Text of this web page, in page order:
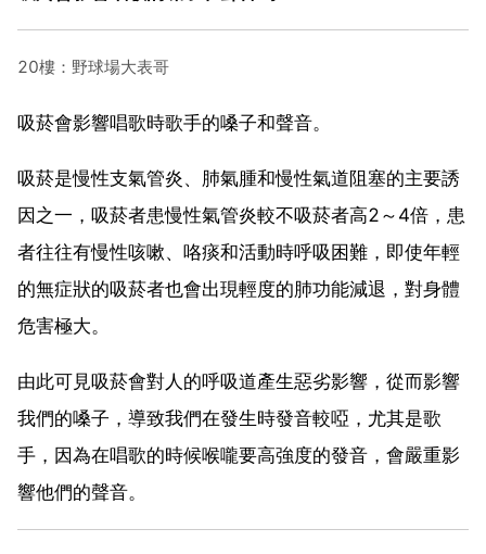
20樓：野球場大表哥
吸菸會影響唱歌時歌手的嗓子和聲音。
吸菸是慢性支氣管炎、肺氣腫和慢性氣道阻塞的主要誘
因之一，吸菸者患慢性氣管炎較不吸菸者高2～4倍，患
者往往有慢性咳嗽、咯痰和活動時呼吸困難，即使年輕
的無症狀的吸菸者也會出現輕度的肺功能減退，對身體
危害極大。
由此可見吸菸會對人的呼吸道產生惡劣影響，從而影響
我們的嗓子，導致我們在發生時發音較啞，尤其是歌
手，因為在唱歌的時候喉嚨要高強度的發音，會嚴重影
響他們的聲音。